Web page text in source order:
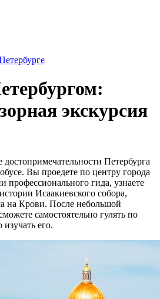
экскурсия
Петербурга
Вы проедете по центру города
профессионального гида, узнаете
Исаакиевского собора,
на Крови. После небольшой
самостоятельно гулять по
его.